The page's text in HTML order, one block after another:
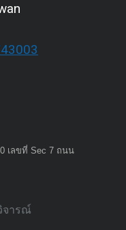
เลขที่ Sec 7 ถนน
จารณ์